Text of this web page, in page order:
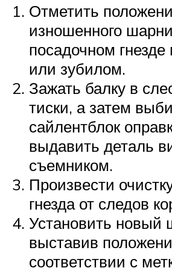
Отметить
изношенного
посадочном
или зубилом.
Зажать балку в
тиски, а затем
сайлентблок
выдавить деталь
съемником.
Произвести
гнезда от следов
Установить новый
выставив
соответствии с